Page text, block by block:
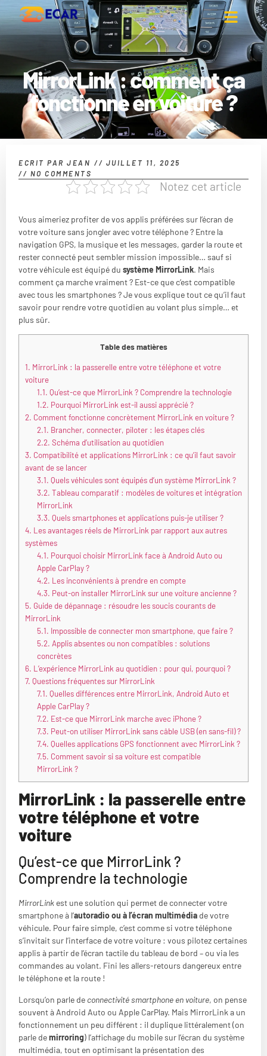
MirrorLink : comment ça
fonctionne en voiture ?
ECRIT PAR JEAN // JUILLET 11, 2025
// NO COMMENTS
Notez cet article
Vous aimeriez profiter de vos applis préférées sur l’écran de
votre voiture sans jongler avec votre téléphone ? Entre la
navigation GPS, la musique et les messages, garder la route et
rester connecté peut sembler mission impossible… sauf si
votre véhicule est équipé du système MirrorLink. Mais
comment ça marche vraiment ? Est-ce que c’est compatible
avec tous les smartphones ? Je vous explique tout ce qu’il faut
savoir pour rendre votre quotidien au volant plus simple… et
plus sûr.
Table des matières
1. MirrorLink : la passerelle entre votre téléphone et votre
voiture
1.1. Qu’est-ce que MirrorLink ? Comprendre la technologie
1.2. Pourquoi MirrorLink est-il aussi apprécié ?
2. Comment fonctionne concrètement MirrorLink en voiture ?
2.1. Brancher, connecter, piloter : les étapes clés
2.2. Schéma d’utilisation au quotidien
3. Compatibilité et applications MirrorLink : ce qu’il faut savoir
avant de se lancer
3.1. Quels véhicules sont équipés d’un système MirrorLink ?
3.2. Tableau comparatif : modèles de voitures et intégration
MirrorLink
3.3. Quels smartphones et applications puis-je utiliser ?
4. Les avantages réels de MirrorLink par rapport aux autres
systèmes
4.1. Pourquoi choisir MirrorLink face à Android Auto ou
Apple CarPlay ?
4.2. Les inconvénients à prendre en compte
4.3. Peut-on installer MirrorLink sur une voiture ancienne ?
5. Guide de dépannage : résoudre les soucis courants de
MirrorLink
5.1. Impossible de connecter mon smartphone, que faire ?
5.2. Applis absentes ou non compatibles : solutions
concrètes
6. L’expérience MirrorLink au quotidien : pour qui, pourquoi ?
7. Questions fréquentes sur MirrorLink
7.1. Quelles différences entre MirrorLink, Android Auto et
Apple CarPlay ?
7.2. Est-ce que MirrorLink marche avec iPhone ?
7.3. Peut-on utiliser MirrorLink sans câble USB (en sans-fil) ?
7.4. Quelles applications GPS fonctionnent avec MirrorLink ?
7.5. Comment savoir si sa voiture est compatible
MirrorLink ?
MirrorLink : la passerelle entre
votre téléphone et votre
voiture
Qu’est-ce que MirrorLink ?
Comprendre la technologie
MirrorLink est une solution qui permet de connecter votre
smartphone à l’autoradio ou à l’écran multimédia de votre
véhicule. Pour faire simple, c’est comme si votre téléphone
s’invitait sur l’interface de votre voiture : vous pilotez certaines
applis à partir de l’écran tactile du tableau de bord – ou via les
commandes au volant. Fini les allers-retours dangereux entre
le téléphone et la route !
Lorsqu’on parle de connectivité smartphone en voiture, on pense
souvent à Android Auto ou Apple CarPlay. Mais MirrorLink a un
fonctionnement un peu différent : il duplique littéralement (on
parle demirroring) l’affichage du mobile sur l’écran du système
multimédia, tout en optimisant la présentation des